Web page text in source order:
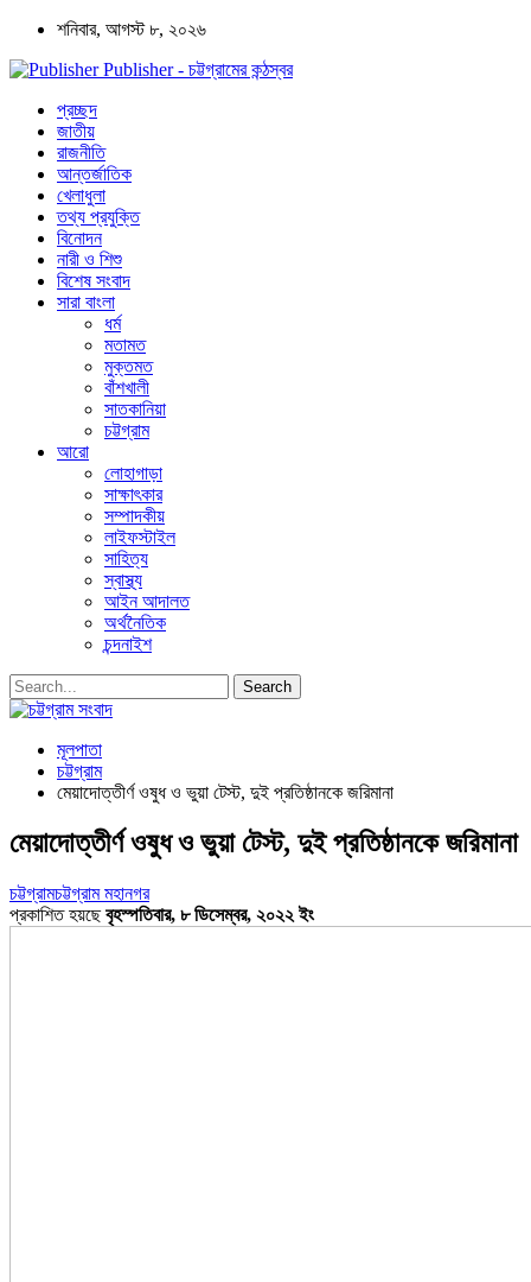
শনিবার, আগস্ট ৮, ২০২৬
Publisher - চট্টগ্রামের কন্ঠস্বর
প্রচ্ছদ
জাতীয়
রাজনীতি
আন্তর্জাতিক
খেলাধুলা
তথ্য প্রযুক্তি
বিনোদন
নারী ও শিশু
বিশেষ সংবাদ
সারা বাংলা
ধর্ম
মতামত
মুক্তমত
বাঁশখালী
সাতকানিয়া
চট্টগ্রাম
আরো
লোহাগাড়া
সাক্ষাৎকার
সম্পাদকীয়
লাইফস্টাইল
সাহিত্য
স্বাস্থ্য
আইন আদালত
অর্থনৈতিক
চন্দনাইশ
মূলপাতা
চট্টগ্রাম
মেয়াদোত্তীর্ণ ওষুধ ও ভুয়া টেস্ট, দুই প্রতিষ্ঠানকে জরিমানা
মেয়াদোত্তীর্ণ ওষুধ ও ভুয়া টেস্ট, দুই প্রতিষ্ঠানকে জরিমানা
চট্টগ্রামচট্টগ্রাম মহানগর
প্রকাশিত হয়ছেবৃহস্পতিবার, ৮ ডিসেম্বর, ২০২২ ইং